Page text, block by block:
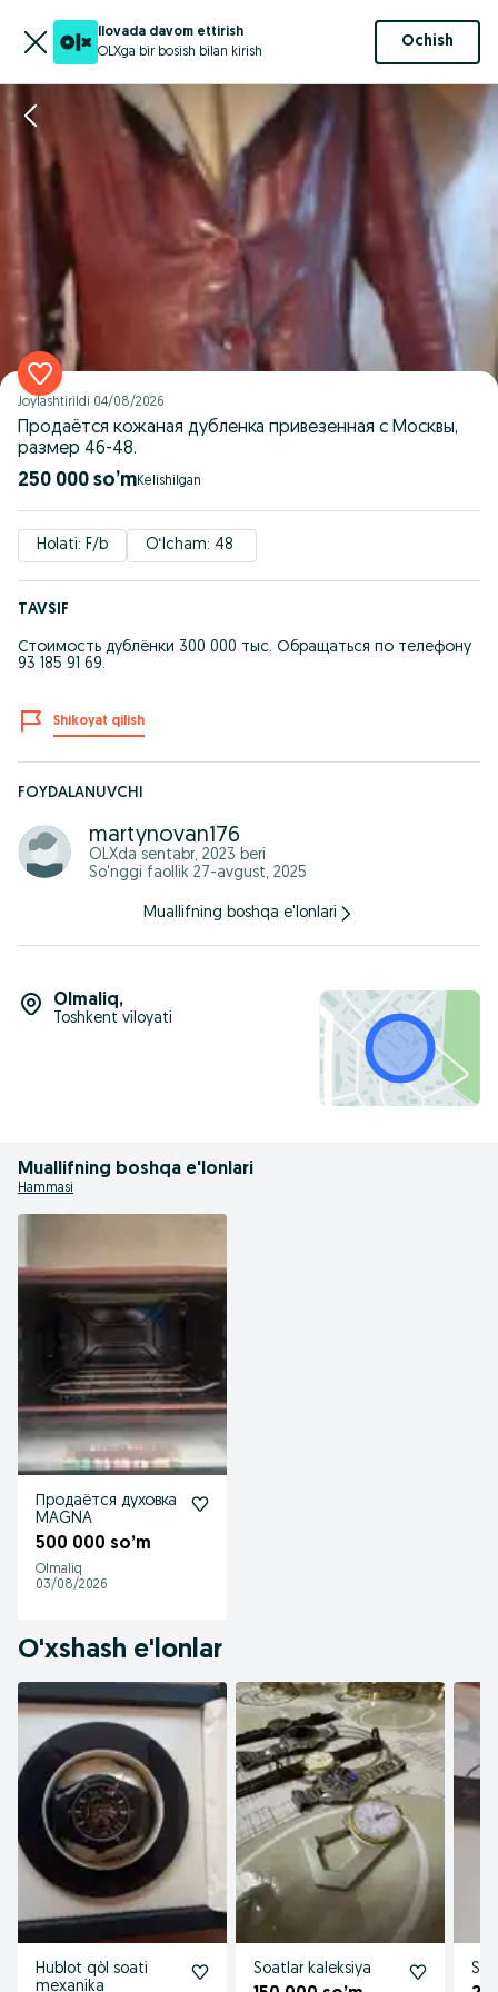
Ilovada davom ettirish
OLXga bir bosish bilan kirish
Ochish
Joylashtirildi 04/08/2026
Продаётся кожаная дубленка привезенная с Москвы,
размер 46-48.
250 000 so’m
Holati: F/b O‘lcham: 48
TAVSIF
Стоимость дублёнки 300 000 тыс. Обращаться по телефону
93 185 91 69.
Shikoyat qilish
FOYDALANUVCHI
martynovan176
OLXda sentabr, 2023 beri
So'nggi faollik 27-avgust, 2025
Muallifning boshqa e'lonlari
Olmaliq,
Toshkent viloyati
Muallifning boshqa e'lonlari
Hammasi
Продаётся духовка
MAGNA
500 000 so’m
Olmaliq
03/08/2026
O'xshash e'lonlar
Hublot qòl soati
mexanika
Soatlar kaleksiya